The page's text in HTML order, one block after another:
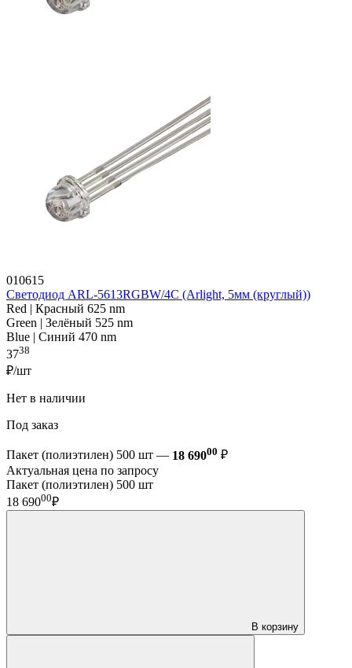
010615
Светодиод ARL-5613RGBW/4C (Arlight, 5мм (круглый))
Red | Красный 625 nm
Green | Зелёный 525 nm
Blue | Синий 470 nm
3738
₽/шт
Нет в наличии
Под заказ
Пакет (полиэтилен) 500 шт — 18 69000 ₽
Актуальная цена по запросу
Пакет (полиэтилен) 500 шт
18 69000₽
В корзину